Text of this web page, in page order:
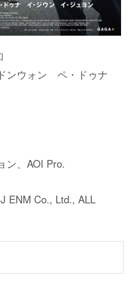
ンウォン ペ・ドゥナ
ン、AOI Pro.
ENM Co., Ltd., ALL